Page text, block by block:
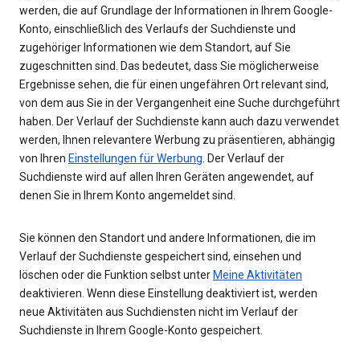
werden, die auf Grundlage der Informationen in Ihrem Google-
Konto, einschließlich des Verlaufs der Suchdienste und
zugehöriger Informationen wie dem Standort, auf Sie
zugeschnitten sind. Das bedeutet, dass Sie möglicherweise
Ergebnisse sehen, die für einen ungefähren Ort relevant sind,
von dem aus Sie in der Vergangenheit eine Suche durchgeführt
haben. Der Verlauf der Suchdienste kann auch dazu verwendet
werden, Ihnen relevantere Werbung zu präsentieren, abhängig
von Ihren Einstellungen für Werbung. Der Verlauf der
Suchdienste wird auf allen Ihren Geräten angewendet, auf
denen Sie in Ihrem Konto angemeldet sind.
Sie können den Standort und andere Informationen, die im
Verlauf der Suchdienste gespeichert sind, einsehen und
löschen oder die Funktion selbst unter Meine Aktivitäten
deaktivieren. Wenn diese Einstellung deaktiviert ist, werden
neue Aktivitäten aus Suchdiensten nicht im Verlauf der
Suchdienste in Ihrem Google-Konto gespeichert.